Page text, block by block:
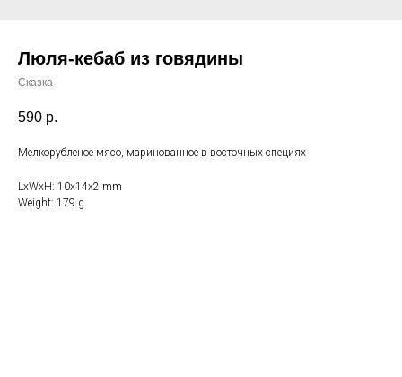
Люля-кебаб из говядины
Сказка
590 р.
Мелкорубленое мясо, маринованное в восточных специях
LxWxH: 10x14x2 mm
Weight: 179 g